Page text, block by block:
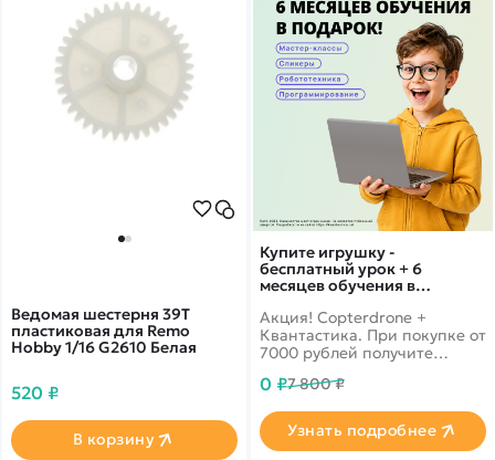
Купите игрушку -
бесплатный урок + 6
месяцев обучения в
Акция! Copterdrone +
Квантастика. При покупке от
7000 рублей получите
нашего партнера
0 ₽7 800 ₽
Узнать подробнее
Ведомая шестерня 39Т
пластиковая для Remo
Hobby 1/16 G2610 Белая
520 ₽
В корзину